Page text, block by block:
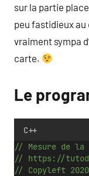
sur la partie
peu fastidieux au
vraiment sympa
carte.
Le
C++
// Mesure de la
// https://
// Copyleft 2020